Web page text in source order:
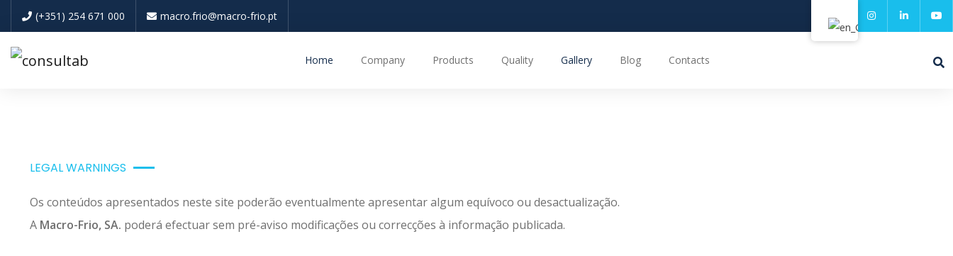
(+351) 254 671 000 macro.frio@macro-frio.pt
Home Company Products Quality Gallery Blog Contacts
LEGAL WARNINGS
Os conteúdos apresentados neste site poderão eventualmente apresentar algum equívoco ou desactualização.
A Macro-Frio, SA. poderá efectuar sem pré-aviso modificações ou correcções à informação publicada.